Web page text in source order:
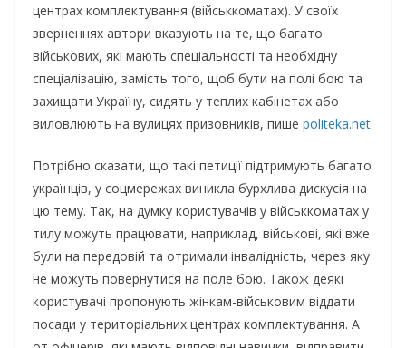
центрах комплектування (військкоматах). У своїх
зверненнях автори вказують на те, що багато
військових, які мають спеціальності та необхідну
спеціалізацію, замість того, щоб бути на полі бою та
захищати Україну, сидять у теплих кабінетах або
виловлюють на вулицях призовників, пише politeka.net.
Потрібно сказати, що такі петиції підтримують багато
українців, у соцмережах виникла бурхлива дискусія на
цю тему. Так, на думку користувачів у військкоматах у
тилу можуть працювати, наприклад, військові, які вже
були на передовій та отримали інвалідність, через яку
не можуть повернутися на поле бою. Також деякі
користувачі пропонують жінкам-військовим віддати
посади у територіальних центрах комплектування. А